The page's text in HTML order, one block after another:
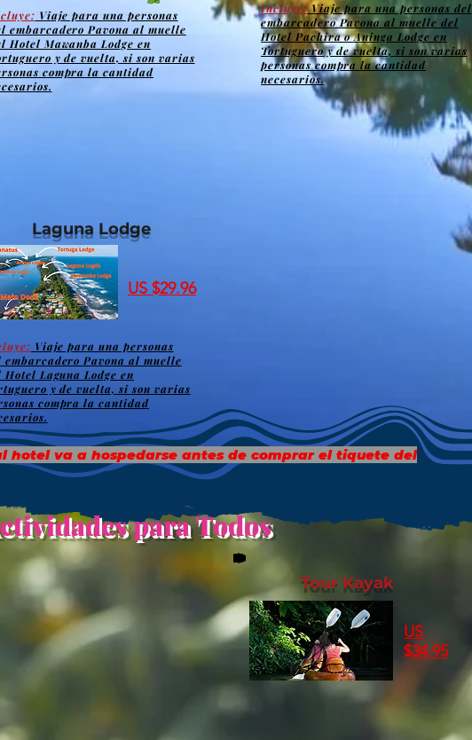
Viaje para una personas
embarcadero Pavona al muelle
Hotel Mawanba Lodge en
y de vuelta, si son varias
compra la cantidad
Incluye:Viaje para una personas del
embarcadero Pavona al muelle del
Hotel Pachira o Aninga Lodge en
Tortuguero y de vuelta, si son varias
personas compra la cantidad
necesarios.
Laguna Lodge
US $29.96
Viaje para una personas
embarcadero Pavona al muelle
Hotel Laguna Lodge en
y de vuelta, si son varias
compra la cantidad
hotel va a hospedarse antes de comprar el tiquete del
para Todos
Tour Kayak
US
$34.95